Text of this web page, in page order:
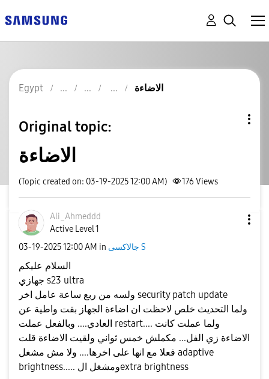
Egypt الاضاءة
Original topic:
الاضاءة
(Topic created on: 03-19-2025 12:00 AM) 176 Views
Ali_Ahmeddd
Active Level 1
‎03-19-202512:00 AM in جالاكسى S
جهازي s23 ultra
ولسه من ربع ساعة عامل اخر security patch update
ولما التحديث خلص لاحظت ان اضاءة الجهاز بقت واطية عن
العادي.... وبالفعل عملت restart.... ولما عملت كانت
الاضاءة زي الفل... مكملش خمس ثواني ولقيت الاضاءة قلت
فعلا مع انها على اخرها.... ولا مش مشغل adaptive
brightness..... ومشغل الextra brightness